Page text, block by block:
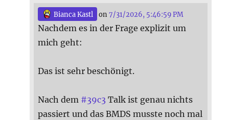
Bianca Kastl on7/31/2026, 5:46:59 PM
Nachdem es in der Frage explizit um
mich geht:
Das ist sehr beschönigt.
Nach dem #39c3 Talk ist genau nichts
passiert und das BMDS musste noch mal